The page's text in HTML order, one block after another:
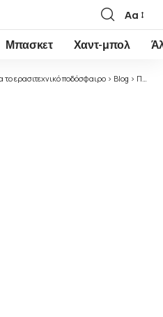
Font
Resizer
Αα
Μπασκετ Χαντ-μπολ
ερασιτεχνικό ποδόσφαιρο > Blog > Ποδόσφαιρο